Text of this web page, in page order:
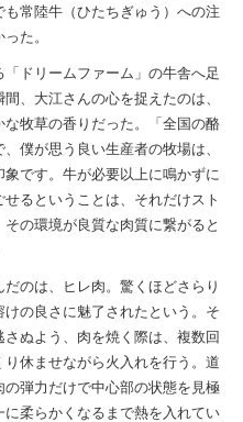
も常陸牛（ひたちぎゅう）への注
た。
ドリームファーム」の牛舎へ足
、大江さんの心を捉えたのは、
な牧草の香りだった。「全国の酪
僕が思う良い生産者の牧場は、
です。牛が必要以上に鳴かずに
るということは、それだけスト
その環境が良質な肉質に繋がると
だのは、ヒレ肉。驚くほどさらり
けの良さに魅了されたという。そ
さぬよう、肉を焼く際は、複数回
り休ませながら火入れを行う。道
の弾力だけで中心部の状態を見極
に柔らかくなるまで熱を入れてい